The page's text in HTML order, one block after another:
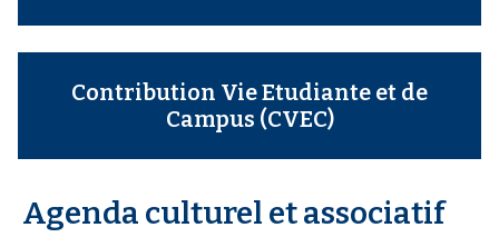
Contribution Vie Etudiante et de
Campus (CVEC)
Agenda culturel et associatif